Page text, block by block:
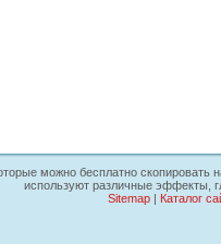
можно бесплатно скопировать
используют различные эффекты,
Sitemap| Каталог